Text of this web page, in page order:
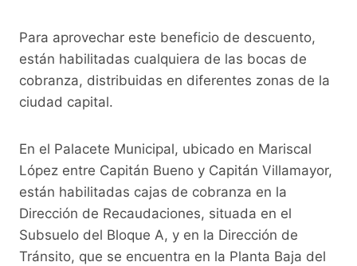
Para aprovechar este beneficio de descuento,
están habilitadas cualquiera de las bocas de
cobranza, distribuidas en diferentes zonas de la
ciudad capital.
En el Palacete Municipal, ubicado en Mariscal
López entre Capitán Bueno y Capitán Villamayor,
están habilitadas cajas de cobranza en la
Dirección de Recaudaciones, situada en el
Subsuelo del Bloque A, y en la Dirección de
Tránsito, que se encuentra en la Planta Baja del